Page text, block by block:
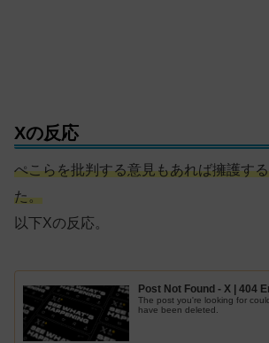
Xの反応
ぺこらを批判する意見もあれば擁護す
た。
以下Xの反応。
Post Not Found - X | 404
The post you're looking for
have been deleted.